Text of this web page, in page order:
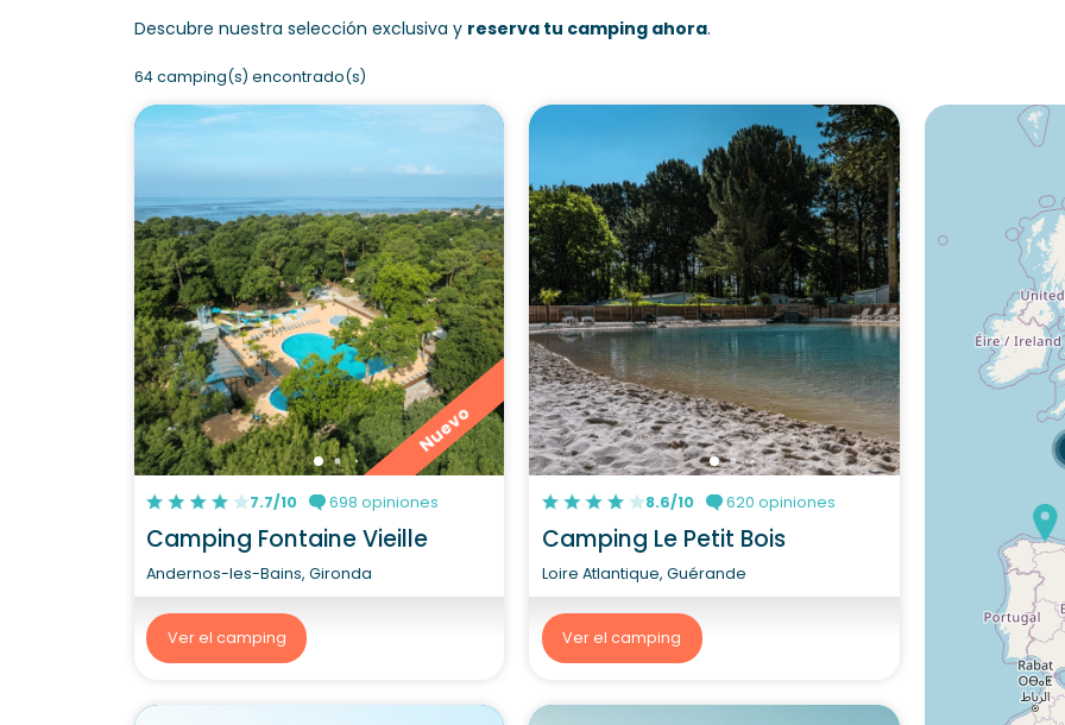
Descubre nuestra selección exclusiva y reserva tu camping ahora.
64 camping(s) encontrado(s)
Nuevo
7.7/10 698 opiniones
Camping Fontaine Vieille
Andernos-les-Bains, Gironda
Ver el camping
8.6/10 620 opiniones
Camping Le Petit Bois
Loire Atlantique, Guérande
Ver el camping